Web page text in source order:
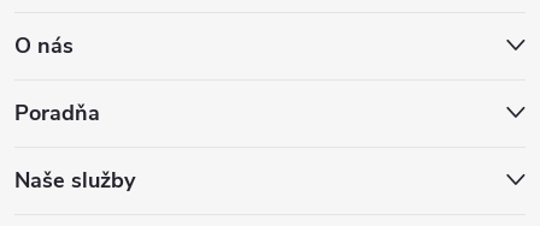
O nás
Poradňa
Naše služby